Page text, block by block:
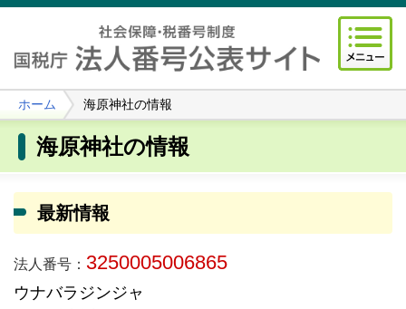
ホーム 海原神社の情報
海原神社の情報
最新情報
法人番号： 3250005006865
ウナバラジンジャ